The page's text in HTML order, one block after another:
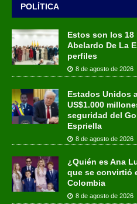
POLÍTICA
Estos son los
Abelardo De La
perfiles
8 de agosto de 2026
Estados Unidos
US$1.000
seguridad del
Espriella
8 de agosto de 2026
¿Quién es Ana
que se convirtió
Colombia
8 de agosto de 2026